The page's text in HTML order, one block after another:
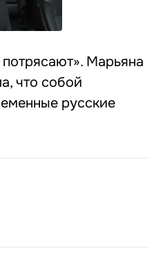
Марьяна
что собой
русские